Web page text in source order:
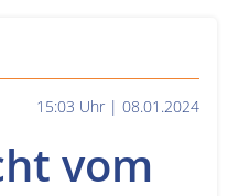
15:03 Uhr | 08.01.2024
vom